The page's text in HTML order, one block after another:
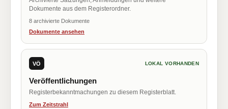
Dokumente aus dem Registerordner.
8 archivierte Dokumente
Dokumente ansehen
VÖ LOKAL VORHANDEN
Veröffentlichungen
Registerbekanntmachungen zu diesem Registerblatt.
Zum Zeitstrahl